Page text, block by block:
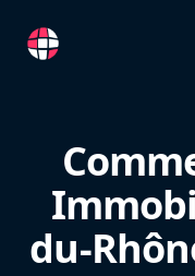
RemoteFR
du-